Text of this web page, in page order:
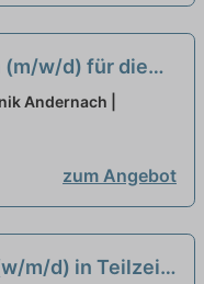
(m/w/d) für die
Sie Teil
Andernach |
zum Angebot
m/d) in Teilzeit